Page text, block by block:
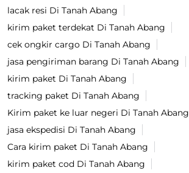
lacak resi Di Tanah Abang
kirim paket terdekat Di Tanah Abang
cek ongkir cargo Di Tanah Abang
jasa pengiriman barang Di Tanah Abang
kirim paket Di Tanah Abang
tracking paket Di Tanah Abang
Kirim paket ke luar negeri Di Tanah Abang
jasa ekspedisi Di Tanah Abang
Cara kirim paket Di Tanah Abang
kirim paket cod Di Tanah Abang